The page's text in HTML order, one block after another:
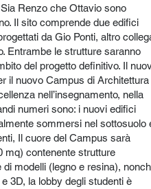
Renzo che Ottavio sono
Il sito comprende due edifici
da Gio Ponti, altro
Entrambe le strutture saranno
del progetto definitivo. Il
il nuovo Campus di Architettura
nell’insegnamento, nella
numeri sono: i nuovi edifici
sommersi nel sottosuolo
Il cuore del Campus sarà
mq) contenente strutture
modelli (legno e resina),
3D, la lobby degli studenti è